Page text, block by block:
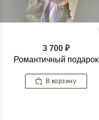
3 700 ₽
Романтичный подарок
В корзину